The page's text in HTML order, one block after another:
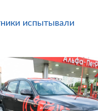
испытывали